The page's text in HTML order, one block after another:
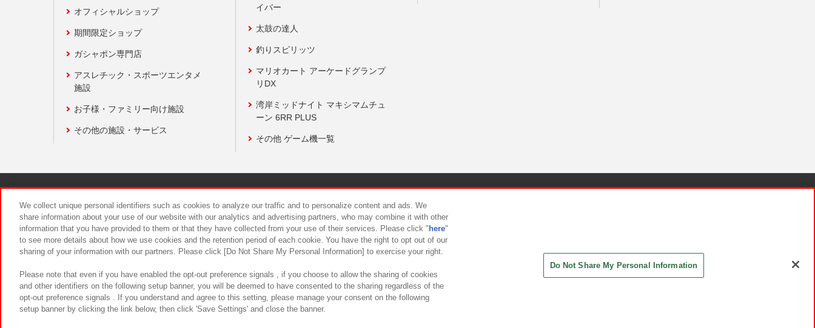
オフィシャルショップ
期間限定ショップ
ガシャポン専門店
アスレチック・スポーツエンタメ
施設
お子様・ファミリー向け施設
その他の施設・サービス
イバー
太鼓の達人
釣りスピリッツ
マリオカート アーケードグランプ
リDX
湾岸ミッドナイト マキシマムチュ
ーン 6RR PLUS
その他 ゲーム機一覧
食品のご提供について カスタマーハラスメント対応方針
We collect unique personal identifiers such as cookies to analyze our traffic and to personalize content and ads. We
share information about your use of our website with our analytics and advertising partners, who may combine it with other
information that you have provided to them or that they have collected from your use of their services. Please click " here"
to see more details about how we use cookies and the retention period of each cookie. You have the right to opt out of our
sharing of your information with our partners. Please click [Do Not Share My Personal Information] to exercise your right.
Please note that even if you have enabled the opt-out preference signals , if you choose to allow the sharing of cookies
and other identifiers on the following setup banner, you will be deemed to have consented to the sharing regardless of the
opt-out preference signals . If you understand and agree to this setting, please manage your consent on the following
setup banner by clicking the link below, then click 'Save Settings' and close the banner.
Do Not Share My Personal Information